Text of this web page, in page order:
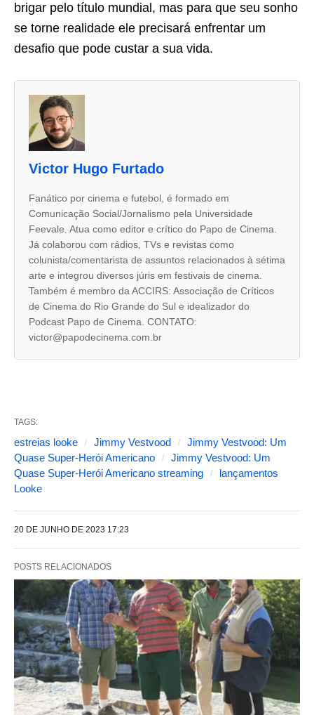
brigar pelo título mundial, mas para que seu sonho
se torne realidade ele precisará enfrentar um
desafio que pode custar a sua vida.
u
t
e
s
a
l
t
m
o
c
o
n
Victor Hugo Furtado
Fanático por cinema e futebol, é formado em
Comunicação Social/Jornalismo pela Universidade
Feevale. Atua como editor e crítico do Papo de Cinema.
Já colaborou com rádios, TVs e revistas como
colunista/comentarista de assuntos relacionados à sétima
arte e integrou diversos júris em festivais de cinema.
Também é membro da ACCIRS: Associação de Críticos
de Cinema do Rio Grande do Sul e idealizador do
Podcast Papo de Cinema. CONTATO:
victor@papodecinema.com.br
TAGS:
estreias looke Jimmy Vestvood
Jimmy Vestvood: Um
Quase Super-Herói Americano
Jimmy Vestvood: Um
Quase Super-Herói Americano streaming
lançamentos
Looke
20 DE JUNHO DE 2023 17:23
POSTS RELACIONADOS